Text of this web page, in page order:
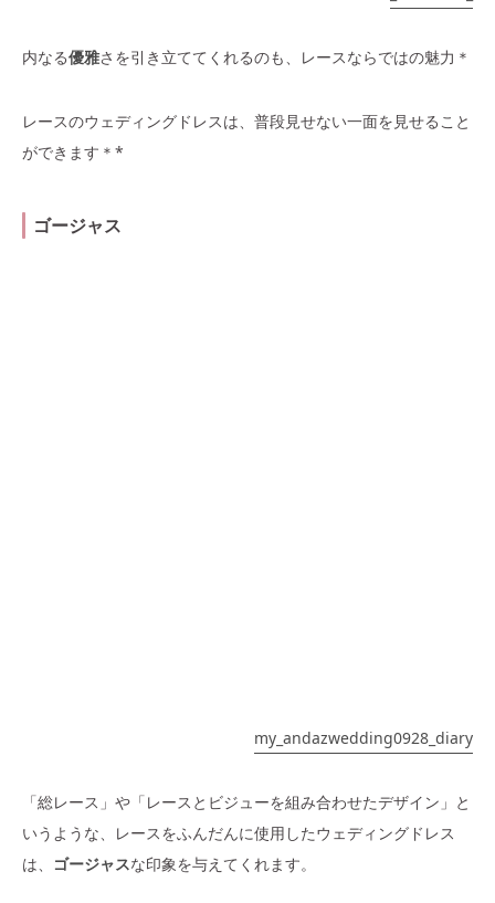
内なる優雅さを引き立ててくれるのも、レースならではの魅力＊
レースのウェディングドレスは、普段見せない一面を見せること
ができます＊*
ゴージャス
my_andazwedding0928_diary
「総レース」や「レースとビジューを組み合わせたデザイン」と
いうような、レースをふんだんに使用したウェディングドレス
は、
ゴージャスな印象を与えてくれます。